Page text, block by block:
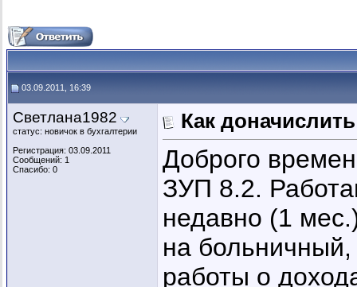
03.09.2011, 16:39
Светлана1982
статус: новичок в бухгалтерии
Регистрация: 03.09.2011
Сообщений: 1
Спасибо: 0
Как
Доброго
ЗУП 8.2.
недавно (1
на
работы о